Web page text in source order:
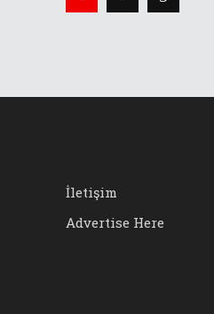
İletişim
Advertise Here